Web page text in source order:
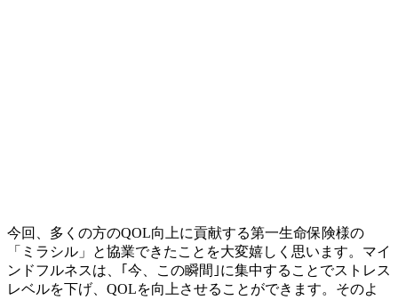
今回、多くの方のQOL向上に貢献する第一生命保険様の
「ミラシル」と協業できたことを大変嬉しく思います。マイ
ンドフルネスは、｢今、この瞬間｣に集中することでストレス
レベルを下げ、QOLを向上させることができます。そのよ